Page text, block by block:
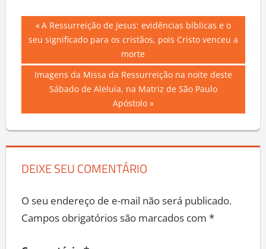
Navegação
Post
Previous
Post:
A Ressurreição de Jesus: evidências bíblicas e o
seu significado para os cristãos, pois Cristo venceu a
morte
Next
Post:
Imagens da Missa da Ressurreição na noite deste
Sábado de Aleluia, na Matriz de São Paulo
Apóstolo
DEIXE SEU COMENTÁRIO
O seu endereço de e-mail não será publicado.
Campos obrigatórios são marcados com *